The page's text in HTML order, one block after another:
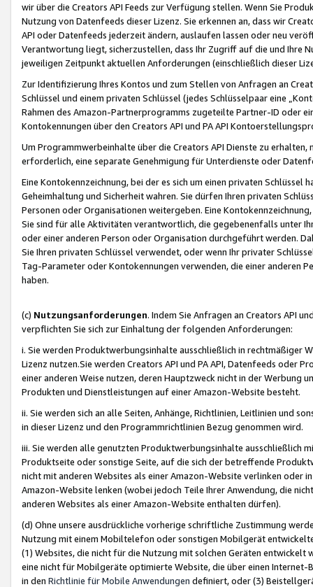
wir über die Creators API Feeds zur Verfügung stellen. Wenn Sie
Nutzung von Datenfeeds dieser Lizenz. Sie erkennen an, dass wir
API oder Datenfeeds jederzeit ändern, auslaufen lassen oder neu
Verantwortung liegt, sicherzustellen, dass Ihr Zugriff auf die und Ihre
jeweiligen Zeitpunkt aktuellen Anforderungen (einschließlich dieser
Zur Identifizierung Ihres Kontos und zum Stellen von Anfragen an
Schlüssel und einem privaten Schlüssel (jedes Schlüsselpaar eine
Rahmen des Amazon-Partnerprogramms zugeteilte Partner-ID oder
Kontokennungen über den Creators API und PA API
Um Programmwerbeinhalte über die Creators API Dienste zu
erforderlich, eine separate Genehmigung für Unterdienste oder
Eine Kontokennzeichnung, bei der es sich um einen privaten
Geheimhaltung und Sicherheit wahren. Sie dürfen Ihren privaten
Personen oder Organisationen weitergeben. Eine
Sie sind für alle Aktivitäten verantwortlich, die gegebenenfalls unter
oder einer anderen Person oder Organisation durchgeführt werden.
Sie Ihren privaten Schlüssel verwendet, oder wenn Ihr privater
Tag-Parameter oder Kontokennungen verwenden, die einer anderen
haben.
(c) Nutzungsanforderungen. Indem Sie Anfragen an Creators API
verpflichten Sie sich zur Einhaltung der folgenden Anforderungen:
i. Sie werden Produktwerbungsinhalte ausschließlich in rechtmäßiger
Lizenz nutzen.Sie werden Creators API und PA API, Datenfeeds oder
einer anderen Weise nutzen, deren Hauptzweck nicht in der Werbung
Produkten und Dienstleistungen auf einer Amazon-Website besteht.
ii. Sie werden sich an alle Seiten, Anhänge, Richtlinien, Leitlinien und
in dieser Lizenz und den Programmrichtlinien Bezug genommen wird.
iii. Sie werden alle genutzten Produktwerbungsinhalte ausschließlich
Produktseite oder sonstige Seite, auf die sich der betreffende
nicht mit anderen Websites als einer Amazon-Website verlinken oder
Amazon-Website lenken (wobei jedoch Teile Ihrer Anwendung, die
anderen Websites als einer Amazon-Website enthalten dürfen).
(d) Ohne unsere ausdrückliche vorherige schriftliche Zustimmung
Nutzung mit einem Mobiltelefon oder sonstigen Mobilgerät
(1) Websites, die nicht für die Nutzung mit solchen Geräten
eine nicht für Mobilgeräte optimierte Website, die über einen
in den Richtlinie für Mobile Anwendungen definiert, oder (3)